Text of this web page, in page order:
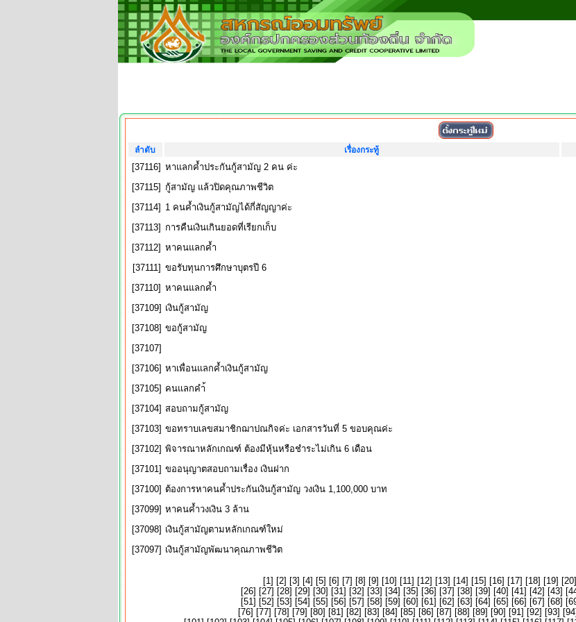
ลำดับ เรื่องกระทู้
[37116] หาแลกค้ำประกันกู้สามัญ 2 คน ค่ะ
[37115] กู้สามัญ แล้วปิดคุณภาพชีวิต
[37114] 1 คนค้ำเงินกู้สามัญได้กี่สัญญาค่ะ
[37113] การคืนเงินเกินยอดที่เรียกเก็บ
[37112] หาคนแลกค้ำ
[37111] ขอรับทุนการศึกษาบุตรปี 6
[37110] หาคนแลกค้ำ
[37109] เงินกู้สามัญ
[37108] ขอกู้สามัญ
[37107]
[37106] หาเพื่อนแลกค้ำเงินกู้สามัญ
[37105] คนแลกคำ้
[37104] สอบถามกู้สามัญ
[37103] ขอทราบเลขสมาชิกฌาปณกิจค่ะ เอกสารวันที่ 5 ขอบคุณค่ะ
[37102] พิจารณาหลักเกณฑ์ ต้องมีหุ้นหรือชำระไม่เกิน 6 เดือน
[37101] ขออนุญาตสอบถามเรื่อง เงินฝาก
[37100] ต้องการหาคนค้ำประกันเงินกู้สามัญ วงเงิน 1,100,000 บาท
[37099] หาคนค้ำวงเงิน 3 ล้าน
[37098] เงินกู้สามัญตามหลักเกณฑ์ใหม่
[37097] เงินกู้สามัญพัฒนาคุณภาพชีวิต
[1] [2] [3] [4] [5] [6] [7] [8] [9] [10] [11] [12] [13] [14] [15] [16] [17] [18] [19] [20
[26] [27] [28] [29] [30] [31] [32] [33] [34] [35] [36] [37] [38] [39] [40] [41] [42] [43] [
[51] [52] [53] [54] [55] [56] [57] [58] [59] [60] [61] [62] [63] [64] [65] [66] [67] [68] [
[76] [77] [78] [79] [80] [81] [82] [83] [84] [85] [86] [87] [88] [89] [90] [91] [92] [93] [94